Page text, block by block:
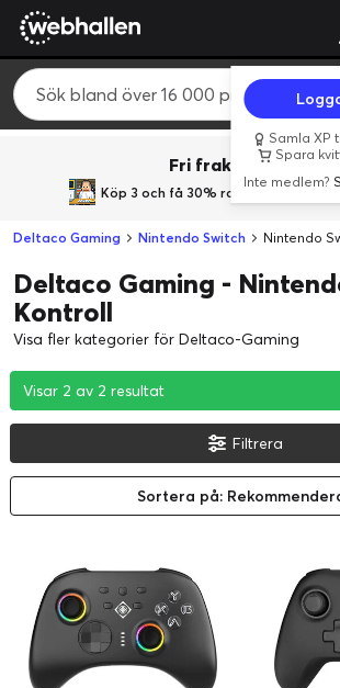
Samla XP
Spara
Inte medlem?
Fri frakt över 800
Köp 3 och få 30% rabatt med
Deltaco Gaming Nintendo Switch Nintendo
Deltaco Gaming -
Kontroll
Visa fler kategorier för Deltaco-Gaming
Visar 2 av 2 resultat
Visar 2 av 2 resultat
Visar 2 av 2 resultat
Filtrera
Sortera på: